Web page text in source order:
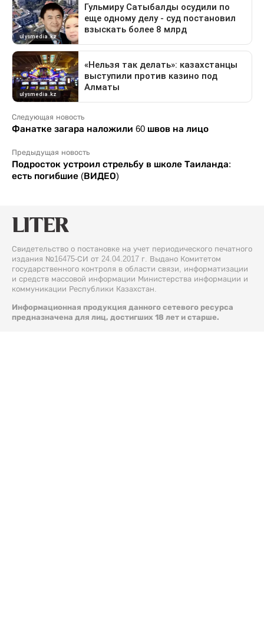
Следующая новость
Фанатке загара наложили 60 швов на лицо
Предыдущая новость
Подросток устроил стрельбу в школе Таиланда:
есть погибшие (ВИДЕО)
Свидетельство о постановке на учет периодического печатного
издания №16475-СИ от 24.04.2017 г. Выдано Комитетом
государственного контроля в области связи, информатизации
и средств массовой информации Министерства информации и
коммуникации Республики Казахстан.
Информационная продукция данного сетевого ресурса
предназначена для лиц, достигших 18 лет и старше.